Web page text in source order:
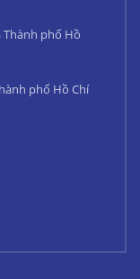
Thành phố Hồ
phố Hồ Chí